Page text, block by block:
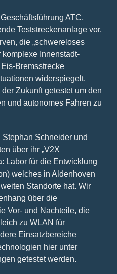
ATC,
Teststreckenanlage vor,
die „schwereloses
komplexe Innenstadt-
Bremsstrecke
widerspiegelt.
Zukunft getestet um den
und autonomes Fahren zu
Schneider und
über ihr „V2X
Labor für die Entwicklung
welches in Aldenhoven
Standorte hat. Wir
über die
Vor- und Nachteile, die
zu WLAN für
Einsatzbereiche
hier unter
getestet werden.